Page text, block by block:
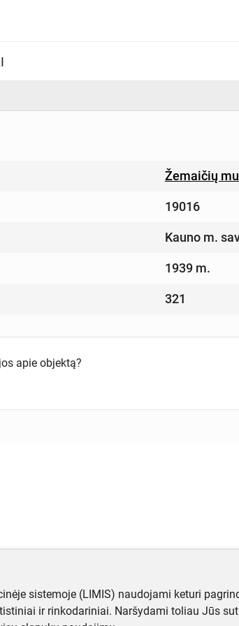
Žemaičių
19016
Kauno m.
1939 m.
321
apie objektą?
sistemoje (LIMIS) naudojami keturi
ir rinkodariniai. Naršydami toliau Jūs